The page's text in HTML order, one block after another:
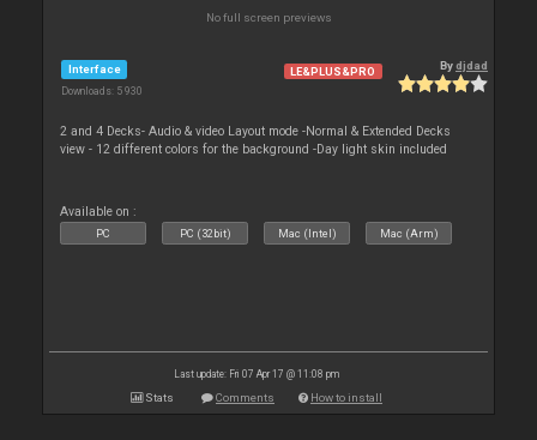
No full screen previews
Interface
Downloads: 5 930
LE&PLUS&PRO Bydjdad
2 and 4 Decks- Audio & video Layout mode -Normal & Extended Decks
view - 12 different colors for the background -Day light skin included
Available on :
PC PC (32bit) Mac (Intel) Mac (Arm)
Last update: Fri 07 Apr 17 @ 11:08 pm
Stats Comments How to install